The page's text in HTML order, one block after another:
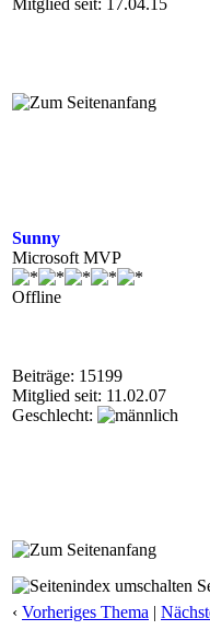
Mitglied seit: 17.04.15
Sunny
Microsoft MVP
Offline
Beiträge: 15199
Mitglied seit: 11.02.07
Geschlecht:
‹ Vorheriges Thema |